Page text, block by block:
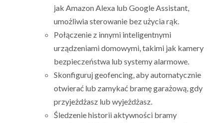
jak Amazon Alexa lub Google Assistant,
umożliwia sterowanie bez użycia rąk.
Połączenie z innymi inteligentnymi
urządzeniami domowymi, takimi jak kamery
bezpieczeństwa lub systemy alarmowe.
Skonfiguruj geofencing, aby automatycznie
otwierać lub zamykać bramę garażową, gdy
przyjeżdżasz lub wyjeżdżasz.
Śledzenie historii aktywności bramy